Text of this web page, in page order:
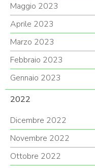
Maggio 2023
Aprile 2023
Marzo 2023
Febbraio 2023
Gennaio 2023
2022
Dicembre 2022
Novembre 2022
Ottobre 2022